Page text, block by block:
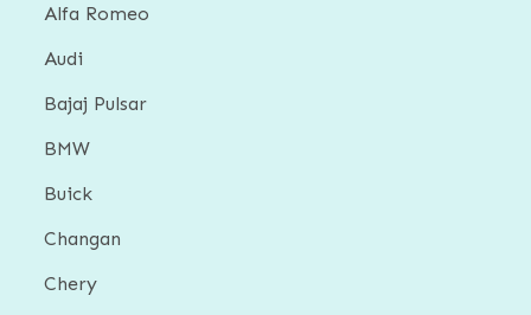
Alfa Romeo
Audi
Bajaj Pulsar
BMW
Buick
Changan
Chery